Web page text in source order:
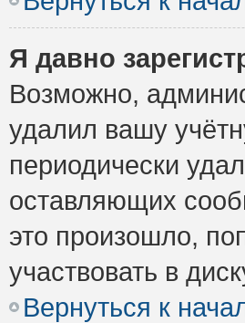
Я давно
Возможно,
удалил вашу
периодически
оставляющих
это произошло,
участвовать в
Вернуться к